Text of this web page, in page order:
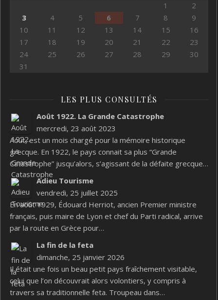
1
2
3
4 5 6 7 8
9
10
11 12 13 14 15
16
17
18 19 20 21 22
23
24
25 26 27 28 29
30
31
LES PLUS CONSULTÉS
Août 1922. La Grande Catastrophe
mercredi, 23 août 2023
Août, est un mois chargé pour la mémoire historique
grecque. En 1922, le pays connait sa plus “Grande
Catastrophe” jusqu’alors, s’agissant de la défaite grecque…
Adieu Tourisme
vendredi, 25 juillet 2025
En août 1929, Édouard Herriot, ancien Premier ministre
français, puis maire de Lyon et chef du Parti radical, arrive
par la route en Grèce pour…
La fin de la feta
dimanche, 25 janvier 2026
Il était une fois un beau petit pays fraîchement visitable,
celui que l’on découvrait alors volontiers, y compris à
travers sa traditionnelle feta. Troupeau dans…